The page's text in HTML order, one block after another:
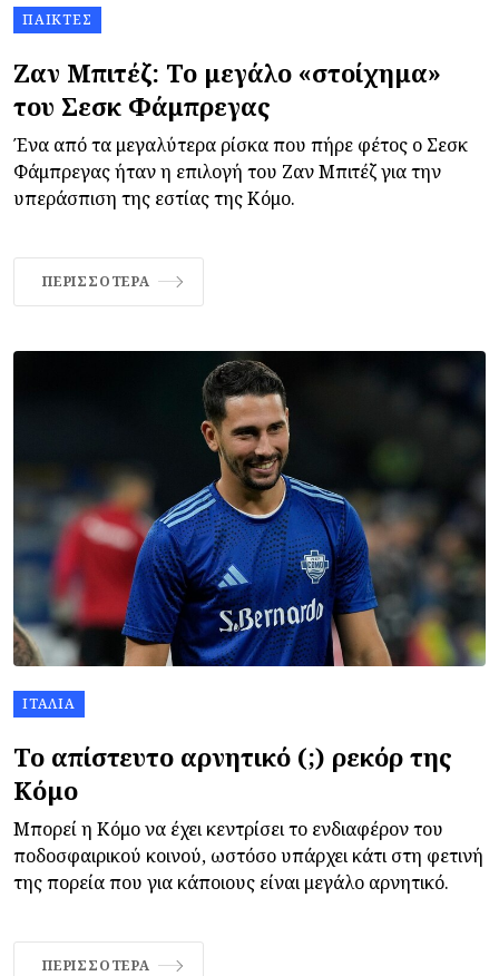
ΠΑΊΚΤΕΣ
Ζαν Μπιτέζ: Το μεγάλο «στοίχημα»
του Σεσκ Φάμπρεγας
Ένα από τα μεγαλύτερα ρίσκα που πήρε φέτος ο Σεσκ
Φάμπρεγας ήταν η επιλογή του Ζαν Μπιτέζ για την
υπεράσπιση της εστίας της Κόμο.
ΠΕΡΙΣΣΌΤΕΡΑ
ΙΤΑΛΊΑ
Το απίστευτο αρνητικό (;) ρεκόρ της
Κόμο
Μπορεί η Κόμο να έχει κεντρίσει το ενδιαφέρον του
ποδοσφαιρικού κοινού, ωστόσο υπάρχει κάτι στη φετινή
της πορεία που για κάποιους είναι μεγάλο αρνητικό.
ΠΕΡΙΣΣΌΤΕΡΑ